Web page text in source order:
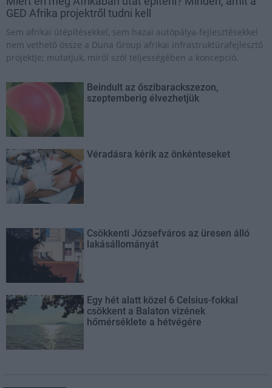
GED Afrika projektről tudni kell
Sem afrikai útépítésekkel, sem hazai autópálya-fejlesztésekkel
nem vethető össze a Duna Group afrikai infrastruktúrafejlesztő
projektje; mutatjuk, miről szól teljességében a koncepció.
Beindult az őszibarackszezon,
szeptemberig élvezhetjük
Véradásra kérik az önkénteseket
Csökkenti Józsefváros az üresen álló
lakásállományát
Egy hét alatt közel 6 Celsius-fokkal
csökkent a Balaton vizének
hőmérséklete a hétvégére